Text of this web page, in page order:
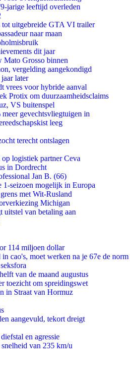
jarige leeftijd overleden
tot uitgebreide GTA VI trailer
naar maan
dit jaar
Mato Grosso binnen
vergelding aangekondigd
later
vrees voor hybride aanval
Protix om duurzaamheidsclaims
VS buitenspel
gevechtsvliegtuigen in
leeg
terecht ontslagen
logistiek partner Ceva
in Dordrecht
Jan B. (66)
seizoen mogelijk in Europa
met Wit-Rusland
Michigan
uitstel van betaling aan
114 miljoen dollar
cao's, moet werken na je 67e de
van de maand augustus
toezicht om spreidingswet
in Straat van Hormuz
aangevuld, tekort dreigt
en agressie
van 235 km/u